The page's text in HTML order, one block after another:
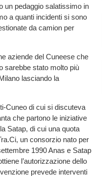
un pedaggio salatissimo in
a quanti incidenti si sono
da camion per
aziende del Cuneese che
sarebbe stato molto più
lasciando la
Cuneo di cui si discuteva
che partono le iniziative
Satap, di cui una quota
un consorzio nato per
1990 Anas e Satap
l’autorizzazione dello
prevede interventi